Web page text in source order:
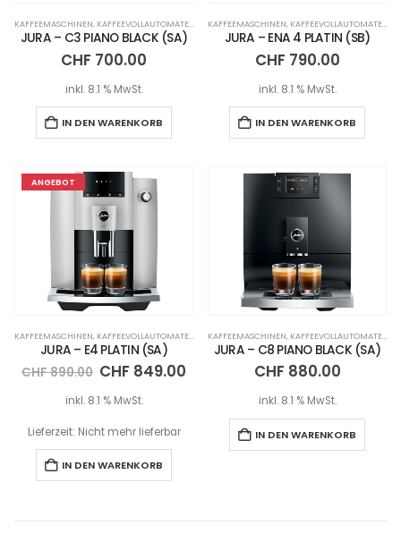
KAFFEEMASCHINEN, KAFFEEVOLLAUTOMATEN
JURA – C3 PIANO BLACK (SA)
CHF 700.00
inkl. 8.1 % MwSt.
IN DEN WARENKORB
KAFFEEMASCHINEN, KAFFEEVOLLAUTOMATEN
JURA – ENA 4 PLATIN (SB)
CHF 790.00
inkl. 8.1 % MwSt.
IN DEN WARENKORB
ANGEBOT
KAFFEEMASCHINEN, KAFFEEVOLLAUTOMATEN
JURA – E4 PLATIN (SA)
CHF890.00 CHF 849.00
inkl. 8.1 % MwSt.
Lieferzeit: Nicht mehr lieferbar
IN DEN WARENKORB
KAFFEEMASCHINEN, KAFFEEVOLLAUTOMATEN
JURA – C8 PIANO BLACK (SA)
CHF 880.00
inkl. 8.1 % MwSt.
IN DEN WARENKORB